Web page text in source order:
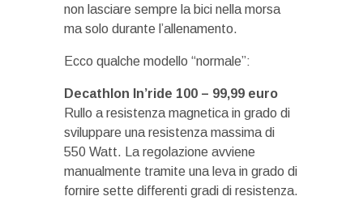
non lasciare sempre la bici nella morsa
ma solo durante l’allenamento.
Ecco qualche modello “normale”:
Decathlon In’ride 100 – 99,99 euro
Rullo a resistenza magnetica in grado di
sviluppare una resistenza massima di
550 Watt. La regolazione avviene
manualmente tramite una leva in grado di
fornire sette differenti gradi di resistenza.